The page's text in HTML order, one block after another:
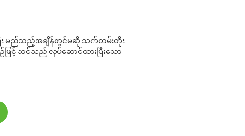
င်ပြီး မည်သည့်အချိန်တွင်မဆို သက်တမ်းတိုး
ြင့် သင်သည် လုပ်ဆောင်ထားပြီးသော